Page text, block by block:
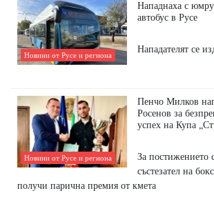
Новини от Русе и региона
Нападнаха с
автобус в Русе
Нападателят се
Новини от Русе и региона
Пенчо Милков
Росенов за
успех на Купа
За постижението
състезател на
получи парична премия от кмета